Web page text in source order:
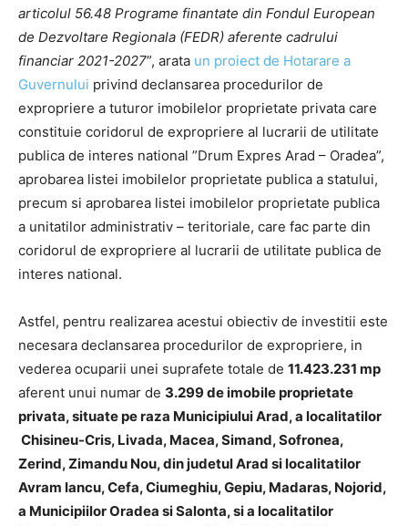
articolul 56.48 Programe finantate din Fondul European
de Dezvoltare Regionala (FEDR) aferente cadrului
financiar 2021-2027”, arata un proiect de Hotarare a
Guvernului privind declansarea procedurilor de
expropriere a tuturor imobilelor proprietate privata care
constituie coridorul de expropriere al lucrarii de utilitate
publica de interes national ”Drum Expres Arad – Oradea”,
aprobarea listei imobilelor proprietate publica a statului,
precum si aprobarea listei imobilelor proprietate publica
a unitatilor administrativ – teritoriale, care fac parte din
coridorul de expropriere al lucrarii de utilitate publica de
interes national.
Astfel, pentru realizarea acestui obiectiv de investitii este
necesara declansarea procedurilor de expropriere, in
vederea ocuparii unei suprafete totale de 11.423.231 mp
aferent unui numar de 3.299 de imobileproprietate
privata, situate pe raza Municipiului Arad, a localitatilor
Chisineu-Cris, Livada, Macea, Simand, Sofronea,
Zerind, Zimandu Nou, din judetul Arad si localitatilor
Avram Iancu, Cefa, Ciumeghiu, Gepiu, Madaras, Nojorid,
a Municipiilor Oradea si Salonta, si a localitatilor